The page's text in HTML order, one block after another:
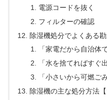
電源コードを抜く
フィルターの確認
除湿機処分でよくある
「家電だから自治体
「水を捨てればすぐ
「小さいから可燃ごみ
除湿機の主な処分方法【